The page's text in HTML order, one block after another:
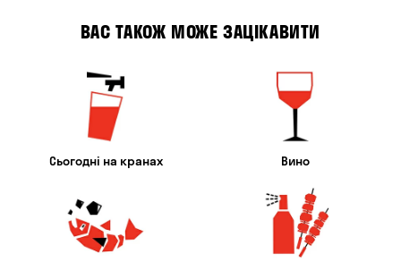
ВАС ТАКОЖ МОЖЕ ЗАЦІКАВИТИ
Сьогодні на кранах Вино